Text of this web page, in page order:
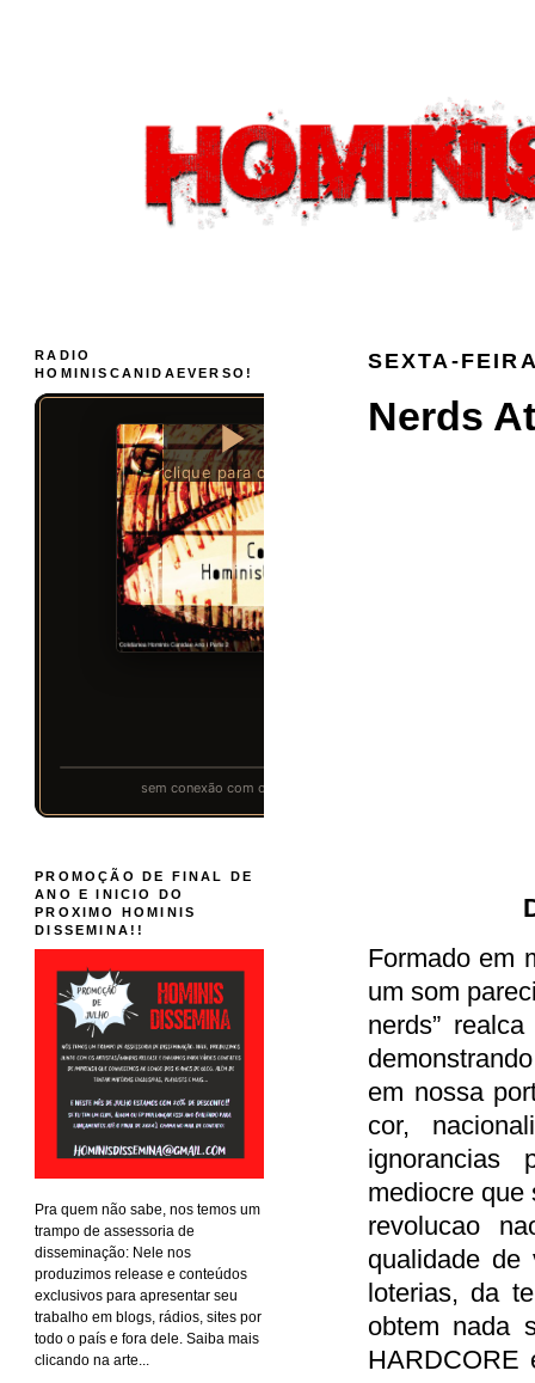
SEXTA-
Nerds
Formado em
um som
nerds”
em nossa
cor,
ignorancias
mediocre
revolucao
qualidade
loterias, da
obtem nada
HARDCORE
RADIO
HOMINISCANIDAEVERSO!
PROMOÇÃO DE FINAL DE
ANO E INICIO DO
PROXIMO HOMINIS
DISSEMINA!!
Pra quem não sabe, nos temos um
trampo de assessoria de
disseminação: Nele nos
produzimos release e conteúdos
exclusivos para apresentar seu
trabalho em blogs, rádios, sites por
todo o país e fora dele. Saiba mais
clicando na arte...